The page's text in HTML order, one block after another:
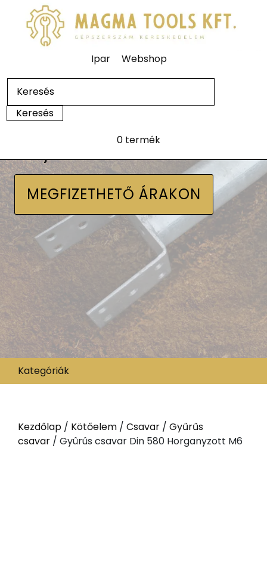
Ipar Webshop
0 termék
MEGFIZETHETŐ ÁRAKON
Kategóriák
Kezdőlap / Kötőelem / Csavar / Gyűrűs
csavar / Gyûrûs csavar Din 580 Horganyzott M6